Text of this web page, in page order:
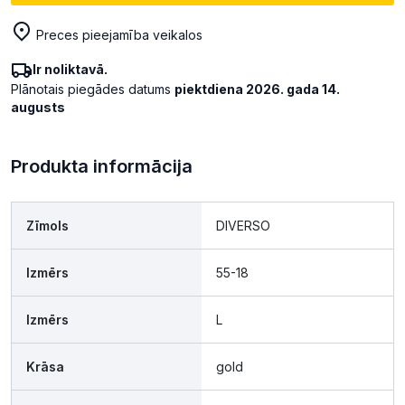
Preces pieejamība veikalos
Ir noliktavā.
Plānotais piegādes datums piektdiena 2026. gada 14.
augusts
Produkta informācija
Zīmols DIVERSO
Izmērs 55-18
Izmērs L
Krāsa gold